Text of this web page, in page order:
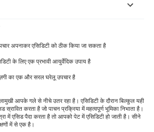
के लिए आयुर्वेदिक उपचार
अपनाकर एसिडिटी को ठीक किया जा सकता है
के लिए एक प्रभावी आयुर्वेदिक उपाय है
का एक और सरल घरेलू उपचार है
आपके गले से नीचे उतर रहा है। एसिडिटी के दौरान बिल्कुल यही
करता है जो पाचन प्रक्रिया में महत्वपूर्ण भूमिका निभाता है।
में एसिड पैदा करता है तो आपको पेट में एसिडिटी हो जाती है। सीने
में से एक है।